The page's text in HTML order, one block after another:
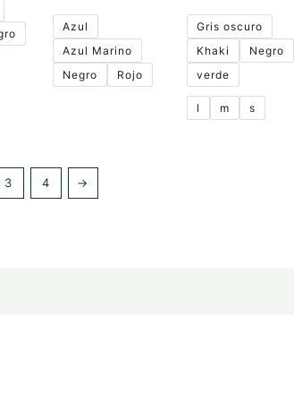
en
la
página
de
producto
Azul
Azul Marino
Negro
Rojo
en
la
página
de
producto
Gris oscuro
Khaki
Negro
verde
l m s
3 4 →